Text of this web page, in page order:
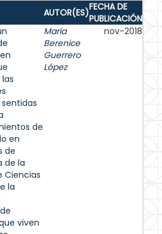
AUTOR(ES)FECHA DE
PUBLICACIÓN
de
en
de
de la
Ciencias
la
viven
María
Berenice
Guerrero
López
nov-2018